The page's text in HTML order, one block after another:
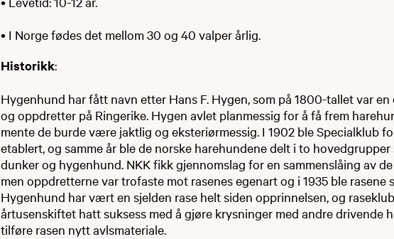
• I Norge fødes det mellom 30 og 40 valper årlig.
Historikk:
Hygenhund har fått navn etter Hans F. Hygen, som på 1800-tallet var
og oppdretter på Ringerike. Hygen avlet planmessig for å få frem
mente de burde være jaktlig og eksteriørmessig. I 1902 ble Specialklub
etablert, og samme år ble de norske harehundene delt i to
dunker og hygenhund. NKK fikk gjennomslag for en sammenslåing av de
men oppdretterne var trofaste mot rasenes egenart og i 1935 ble rasene
Hygenhund har vært en sjelden rase helt siden opprinnelsen, og
årtusenskiftet hatt suksess med å gjøre krysninger med andre drivende
tilføre rasen nytt avlsmateriale.